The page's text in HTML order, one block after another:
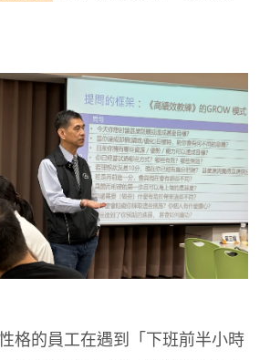
格的員工在遇到「下班前半小時